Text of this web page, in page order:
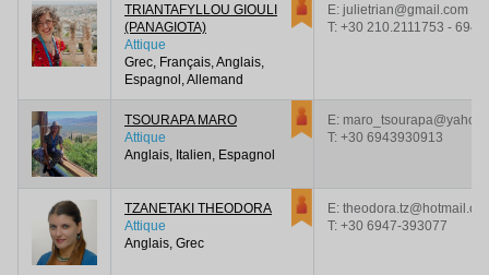
TRIANTAFYLLOU GIOULI
(PANAGIOTA)
Attique
Grec, Français, Anglais,
Espagnol, Allemand
E: julietrian@gmail.com
T: +30 210.2111753 -
TSOURAPA MARO
Attique
Anglais, Italien, Espagnol
E:
T: +30 6943930913
TZANETAKI THEODORA
Attique
Anglais, Grec
E:
T: +30 6947-393077